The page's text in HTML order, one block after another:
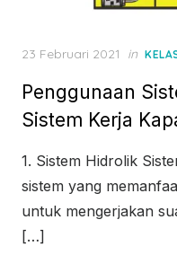
Posted
23 Februari 2021 in
Penggunaan
Sistem Kerja
1. Sistem Hidrolik
sistem yang
untuk mengerjakan
[…]